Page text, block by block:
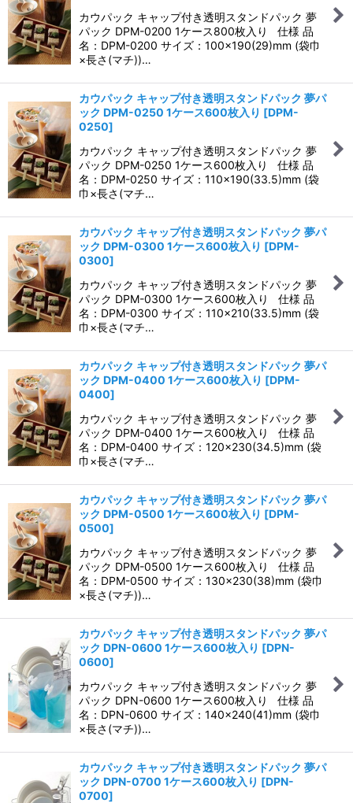
カウパック キャップ付き透明スタンドパック 夢
パック DPM-0200 1ケース800枚入り 仕様 品
名：DPM-0200 サイズ：100×190(29)mm (袋巾
×長さ(マチ))…
カウパック キャップ付き透明スタンドパック 夢パ
ック DPM-0250 1ケース600枚入り [DPM-
0250]
カウパック キャップ付き透明スタンドパック 夢
パック DPM-0250 1ケース600枚入り 仕様 品
名：DPM-0250 サイズ：110×190(33.5)mm (袋
巾×長さ(マチ…
カウパック キャップ付き透明スタンドパック 夢パ
ック DPM-0300 1ケース600枚入り [DPM-
0300]
カウパック キャップ付き透明スタンドパック 夢
パック DPM-0300 1ケース600枚入り 仕様 品
名：DPM-0300 サイズ：110×210(33.5)mm (袋
巾×長さ(マチ…
カウパック キャップ付き透明スタンドパック 夢パ
ック DPM-0400 1ケース600枚入り [DPM-
0400]
カウパック キャップ付き透明スタンドパック 夢
パック DPM-0400 1ケース600枚入り 仕様 品
名：DPM-0400 サイズ：120×230(34.5)mm (袋
巾×長さ(マチ…
カウパック キャップ付き透明スタンドパック 夢パ
ック DPM-0500 1ケース600枚入り [DPM-
0500]
カウパック キャップ付き透明スタンドパック 夢
パック DPM-0500 1ケース600枚入り 仕様 品
名：DPM-0500 サイズ：130×230(38)mm (袋巾
×長さ(マチ))…
カウパック キャップ付き透明スタンドパック 夢パ
ック DPN-0600 1ケース600枚入り [DPN-
0600]
カウパック キャップ付き透明スタンドパック 夢
パック DPN-0600 1ケース600枚入り 仕様 品
名：DPN-0600 サイズ：140×240(41)mm (袋巾
×長さ(マチ))…
カウパック キャップ付き透明スタンドパック 夢パ
ック DPN-0700 1ケース600枚入り [DPN-
0700]